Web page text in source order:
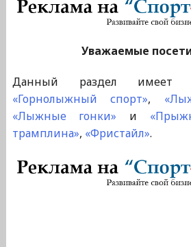
Уважаемые
Данный раздел имеет
«Горнолыжный спорт»,
«Лыжные гонки» и
трамплина», «Фристайл».